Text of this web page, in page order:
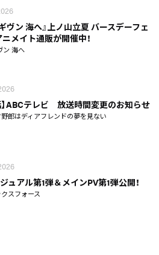
ヴン 海へ』上ノ山立夏 バースデーフェ
メイト通販が開催中！
ン 海へ
】ABCテレビ 放送時間変更のお知らせ
郎はディアフレンドの夢を見ない
ュアル第1弾＆メインPV第1弾公開！
スフォース